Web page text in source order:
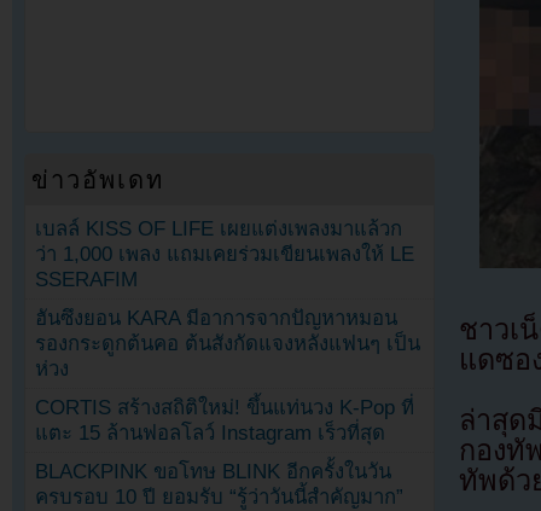
ชาวเ
แดซอ
ล่าสุด
กองทั
ทัพด้ว
ข่าวอัพเดท
เบลล์ KISS OF LIFE เผยแต่งเพลงมาแล้วก
ว่า 1,000 เพลง แถมเคยร่วมเขียนเพลงให้ LE
SSERAFIM
ฮันซึงยอน KARA มีอาการจากปัญหาหมอน
รองกระดูกต้นคอ ต้นสังกัดแจงหลังแฟนๆ เป็น
ห่วง
CORTIS สร้างสถิติใหม่! ขึ้นแท่นวง K-Pop ที่
แตะ 15 ล้านฟอลโลว์ Instagram เร็วที่สุด
BLACKPINK ขอโทษ BLINK อีกครั้งในวัน
ครบรอบ 10 ปี ยอมรับ “รู้ว่าวันนี้สำคัญมาก”